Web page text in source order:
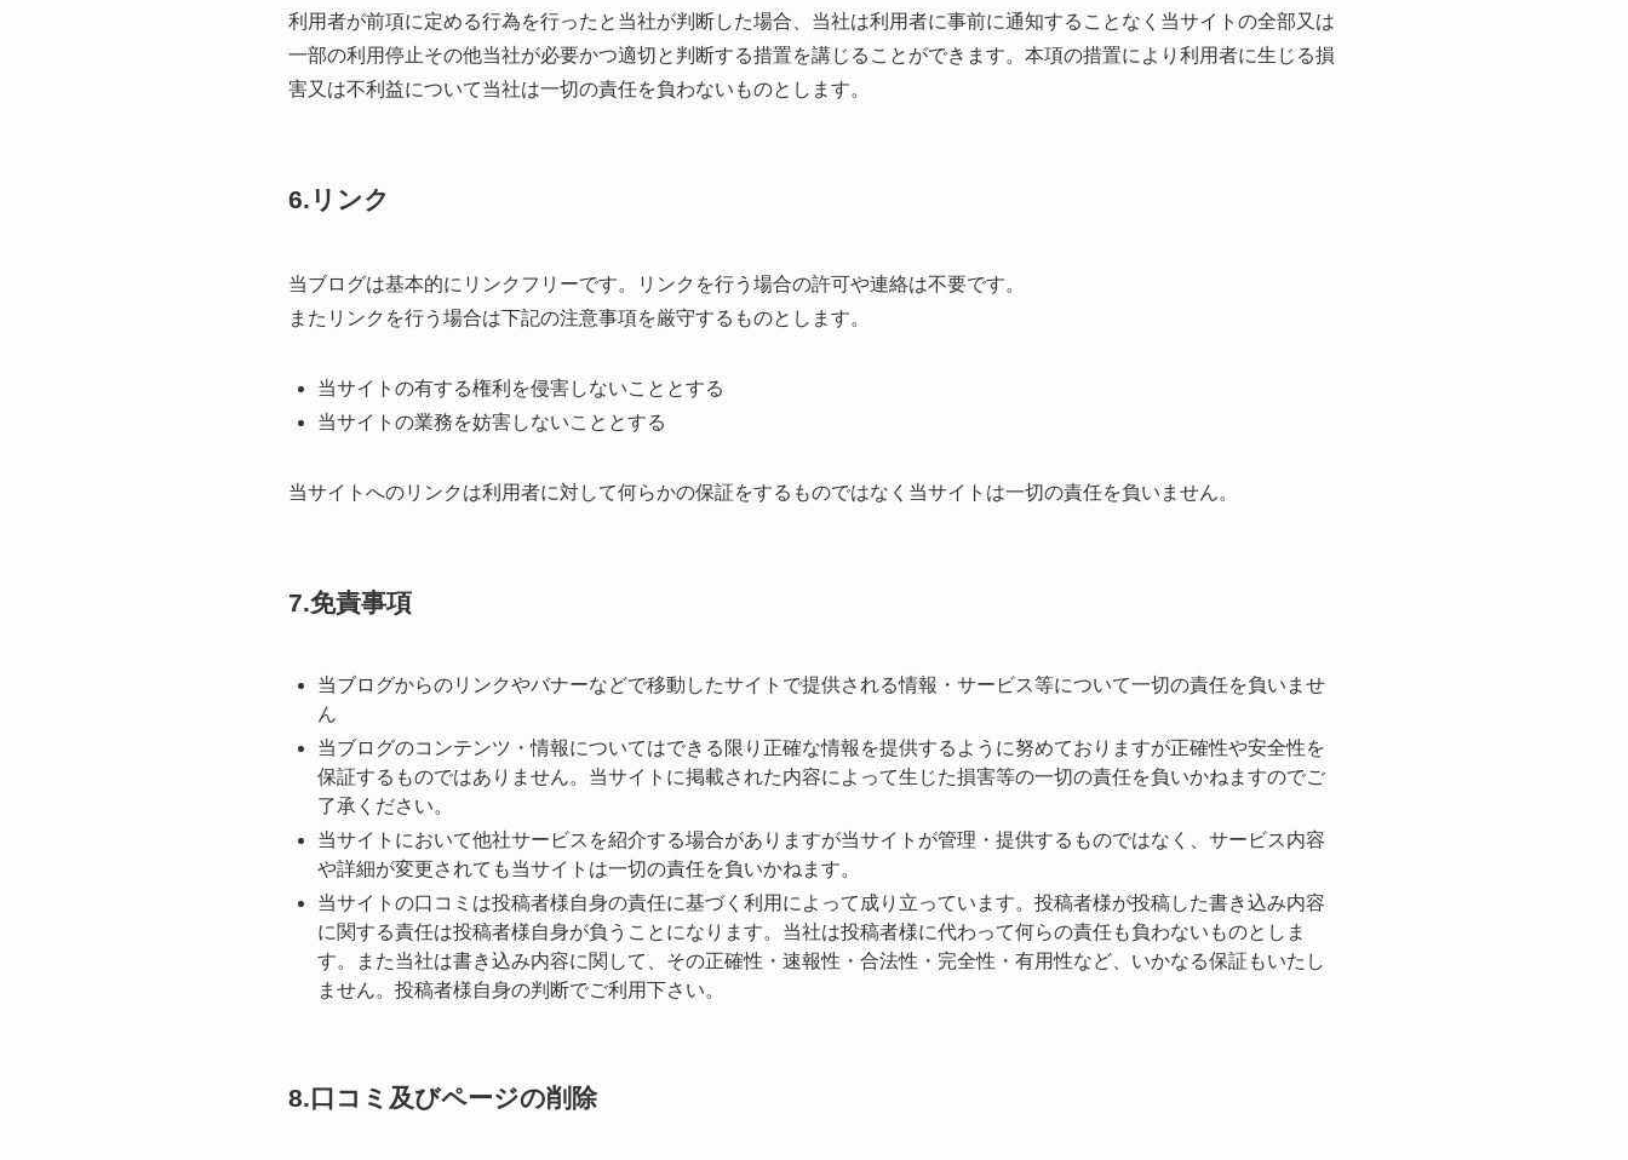
利⽤者が前項に定める⾏為を⾏ったと当社が判断した場合、当社は利⽤者に事前に通知することなく当サイトの全部⼜は
⼀部の利⽤停⽌その他当社が必要かつ適切と判断する措置を講じることができます。本項の措置により利⽤者に⽣じる損
害⼜は不利益について当社は⼀切の責任を負わないものとします。
6.リンク
当ブログは基本的にリンクフリーです。リンクを⾏う場合の許可や連絡は不要です。
またリンクを⾏う場合は下記の注意事項を厳守するものとします。
当サイトの有する権利を侵害しないこととする
当サイトの業務を妨害しないこととする
当サイトへのリンクは利⽤者に対して何らかの保証をするものではなく当サイトは⼀切の責任を負いません。
7.免責事項
当ブログからのリンクやバナーなどで移動したサイトで提供される情報・サービス等について⼀切の責任を負いませ
ん
当ブログのコンテンツ・情報についてはできる限り正確な情報を提供するように努めておりますが正確性や安全性を
保証するものではありません。当サイトに掲載された内容によって⽣じた損害等の⼀切の責任を負いかねますのでご
了承ください。
当サイトにおいて他社サービスを紹介する場合がありますが当サイトが管理・提供するものではなく、サービス内容
や詳細が変更されても当サイトは⼀切の責任を負いかねます。
当サイトの⼝コミは投稿者様⾃⾝の責任に基づく利⽤によって成り⽴っています。投稿者様が投稿した書き込み内容
に関する責任は投稿者様⾃⾝が負うことになります。当社は投稿者様に代わって何らの責任も負わないものとしま
す。また当社は書き込み内容に関して、その正確性・速報性・合法性・完全性・有⽤性など、いかなる保証もいたし
ません。投稿者様⾃⾝の判断でご利⽤下さい。
8.口コミ及びページの削除